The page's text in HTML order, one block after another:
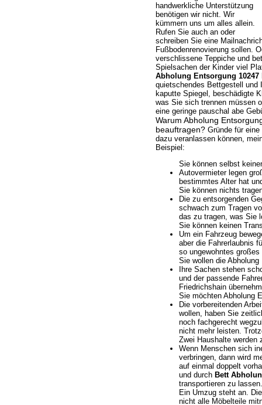
handwerkliche Unterstützung
benötigen wir nicht. Wir
kümmern uns um alles allein.
Rufen Sie auch an oder
schreiben Sie eine
Fußbodenrenovierung sollen.
verschlissene Teppiche und
Spielsachen der Kinder viel
Abholung Entsorgung
quietschendes Bettgestell und
kaputte Spiegel, beschädigte
was Sie sich trennen müssen
eine geringe pauschal abe
Warum Abholung
beauftragen? Gründe für
dazu veranlassen können,
Beispiel:
Sie können selbst
Autovermieter legen
bestimmtes Alter hat
Sie können nichts
Die zu entsorgenden
schwach zum Tragen
das zu tragen, was Sie
Sie können keinen
Um ein Fahrzeug
aber die Fahrerlaubnis
so ungewohntes
Sie wollen die
Ihre Sachen stehen
und der passende
Friedrichshain
Sie möchten Abholung
Die vorbereitenden
wollen, haben Sie
noch fachgerecht
nicht mehr leisten.
Zwei Haushalte werden
Wenn Menschen sich
verbringen, dann wird
auf einmal doppelt
und durch Bett
transportieren zu lassen.
Ein Umzug steht an.
nicht alle Möbelteile